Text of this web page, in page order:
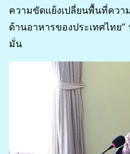
ความขัดแย้งเปลี่ยนพื้นที่คว
ด้านอาหารของประเทศไทย
มั่น